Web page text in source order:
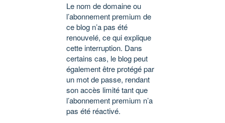
Le nom de domaine ou
l’abonnement premium de
ce blog n’a pas été
renouvelé, ce qui explique
cette interruption. Dans
certains cas, le blog peut
également être protégé par
un mot de passe, rendant
son accès limité tant que
l’abonnement premium n’a
pas été réactivé.